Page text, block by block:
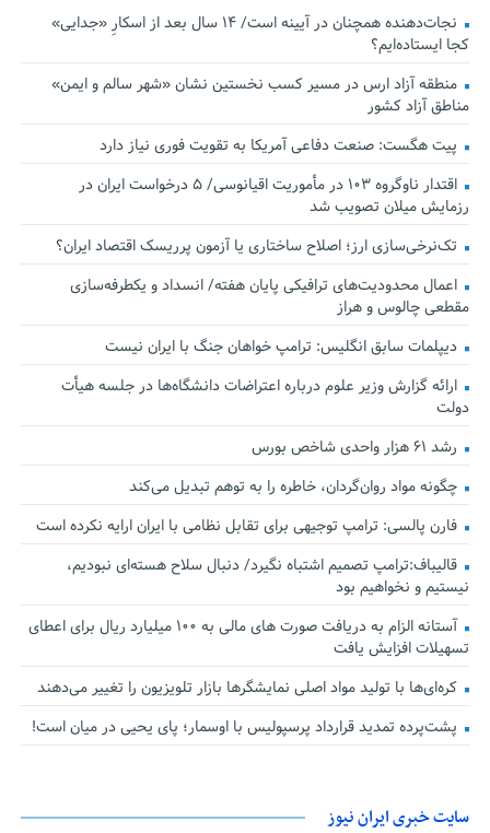
نجات‌دهنده‌ همچنان در آیینه است/ ۱۴ سال بعد از اسکارِ «جدایی»
کجا ایستاده‌ایم؟
منطقه آزاد ارس در مسیر کسب نخستین نشان «شهر سالم و ایمن»
مناطق آزاد کشور
پیت هگست: صنعت دفاعی آمریکا به تقویت فوری نیاز دارد
اقتدار ناوگروه ۱۰۳ در مأموریت‌ اقیانوسی/ ۵ درخواست ایران در
رزمایش میلان تصویب شد
تک‌نرخی‌سازی ارز؛ اصلاح ساختاری یا آزمون پرریسک اقتصاد ایران؟
اعمال محدودیت‌های ترافیکی پایان هفته/ انسداد و یکطرفه‌سازی
مقطعی چالوس و هراز
دیپلمات سابق انگلیس:‌ ترامپ خواهان جنگ با ایران نیست
ارائه گزارش وزیر علوم درباره اعتراضات دانشگاه‌ها در جلسه هیأت
دولت
رشد ۶۱ هزار واحدی شاخص بورس
چگونه مواد روان‌گردان، خاطره را به توهم تبدیل می‌کند
فارن پالسی: ترامپ توجیهی برای تقابل نظامی با ایران ارایه نکرده است
قالیباف:ترامپ تصمیم اشتباه نگیرد/ دنبال سلاح هسته‌ای نبودیم،
نیستیم و نخواهیم بود
آستانه الزام به دریافت صورت های مالی به ۱۰۰ میلیارد ریال برای اعطای
تسهیلات افزایش یافت
کره‌ای‌ها با تولید مواد اصلی نمایشگرها بازار تلویزیون را تغییر می‌دهند
پشت‌پرده تمدید قرارداد پرسپولیس با اوسمار؛ پای یحیی در میان است!
سایت خبری ایران نیوز